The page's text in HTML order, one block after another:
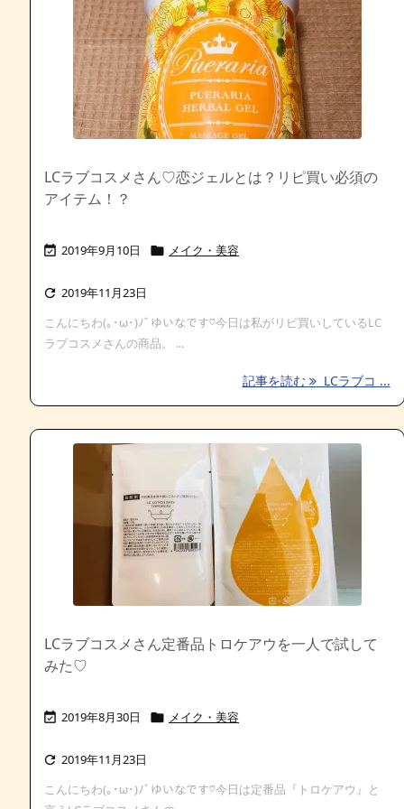
LCラブコスメさん♡恋ジェルとは？リピ買い必須の
アイテム！？
 2019年9月10日  メイク・美容
 2019年11月23日
こんにちわ(｡･ω･)ﾉﾞゆいなです♡今日は私がリピ買いしているLC
ラブコスメさんの商品。 ...
記事を読む LCラブコ ...
LCラブコスメさん定番品トロケアウを一人で試して
みた♡
 2019年8月30日  メイク・美容
 2019年11月23日
こんにちわ(｡･ω･)ﾉﾞゆいなです♡今日は定番品『トロケアウ』と